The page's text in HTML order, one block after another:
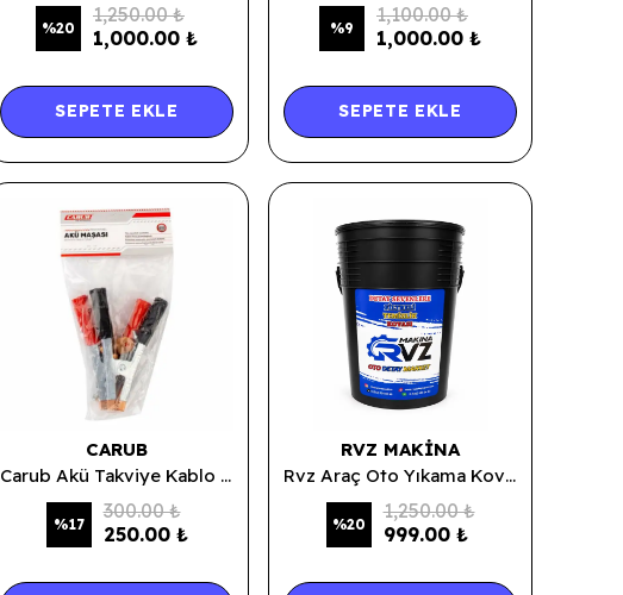
%20
1,250.00 ₺
1,000.00 ₺
SEPETE EKLE
%9
1,100.00 ₺
1,000.00 ₺
SEPETE EKLE
CARUB
Carub Akü Takviye Kablo Maşası 2 Li Profesyonel Kırmızı-Siyah 1099
%17
300.00 ₺
250.00 ₺
RVZ MAKINA
Rvz Araç Oto Yıkama Kovası | Kırılmaya ve Darbelere Dayanıklı - 20 Lt
%20
1,250.00 ₺
999.00 ₺